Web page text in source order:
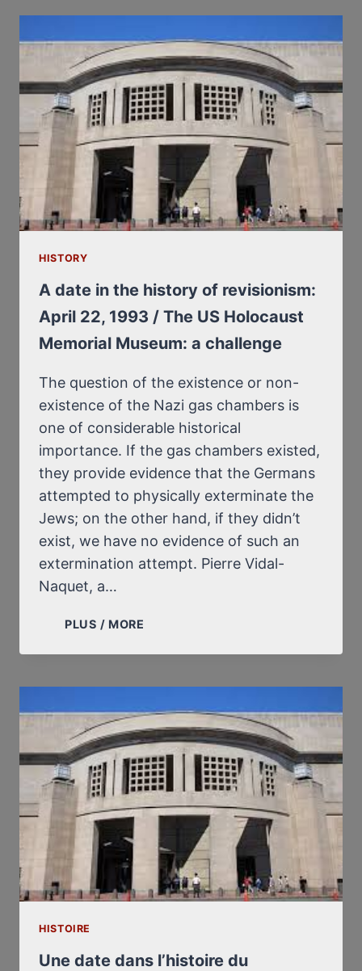
(FONDEMENTS
POUR
L’HISTOIRE
CONTEMPORAINE)
HISTORY
A date in the history of revisionism:
April 22, 1993 / The US Holocaust
Memorial Museum: a challenge
The question of the existence or non-
existence of the Nazi gas chambers is
one of considerable historical
importance. If the gas chambers existed,
they provide evidence that the Germans
attempted to physically exterminate the
Jews; on the other hand, if they didn’t
exist, we have no evidence of such an
extermination attempt. Pierre Vidal-
Naquet, a…
PLUS / MORE
IN
OF
REVISIONISM:
APRIL
22,
1993
/
US
HOLOCAUST
MEMORIAL
MUSEUM:
HISTOIRE
Une date dans l’histoire du